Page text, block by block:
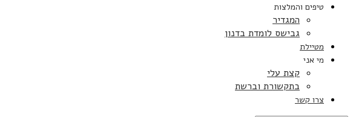
טיפים והמלצות
המגדיר
גבישס לומדת בדנון
מטיילת
מי אני
קצת עלי
בתקשורת וברשת
צרו קשר